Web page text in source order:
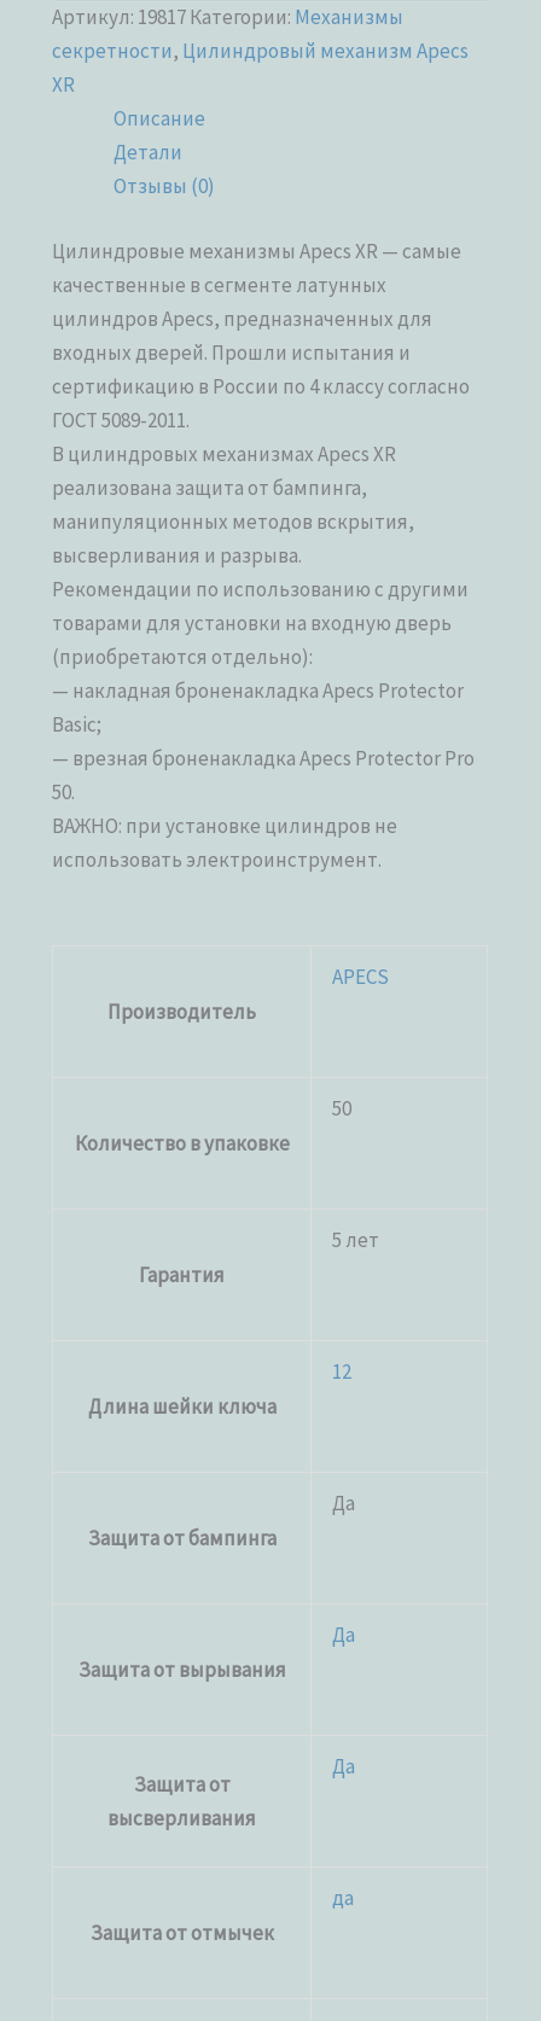
Артикул: 19817Категории: Механизмы
секретности, Цилиндровый механизм Apecs
XR
Описание
Детали
Отзывы (0)
Цилиндровые механизмы Apecs XR — самые
качественные в сегменте латунных
цилиндров Apecs, предназначенных для
входных дверей. Прошли испытания и
сертификацию в России по 4 классу согласно
ГОСТ 5089-2011.
В цилиндровых механизмах Apecs XR
реализована защита от бампинга,
манипуляционных методов вскрытия,
высверливания и разрыва.
Рекомендации по использованию с другими
товарами для установки на входную дверь
(приобретаются отдельно):
— накладная броненакладка Apecs Protector
Basic;
— врезная броненакладка Apecs Protector Pro
50.
ВАЖНО: при установке цилиндров не
использовать электроинструмент.
Производитель
APECS
Количество в упаковке
50
Гарантия
5 лет
Длина шейки ключа
12
Защита от бампинга
Да
Защита от вырывания
Да
Защита от
высверливания
Да
Защита от отмычек
да